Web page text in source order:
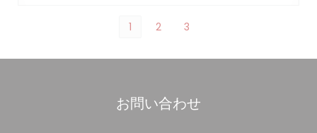
1 2 3
お問い合わせ